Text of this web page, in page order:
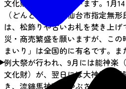
文化財に指定されています。1月
（どんと祭）」（仙台市指定無
は、松飾りや古いお札を焚き上
災・商売繁盛を願いますが、こ
まいり」は全国的に有名です。ま
例大祭が行われ、9月には能神楽
文化財）が、翌日には大神輿が近
き、流鏑馬神事（やぶさめしんじ